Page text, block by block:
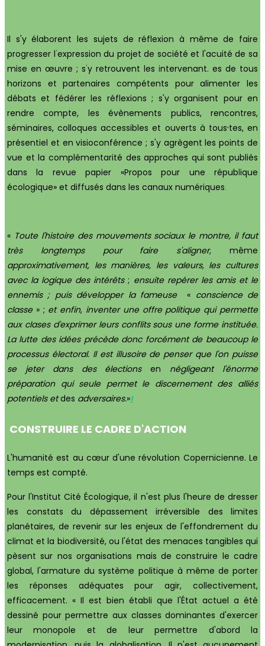
Il s'y élaborent les sujets de réflexion à même de faire
progresser l'expression du projet de société et l'acuité de sa
mise en œuvre ; s'y retrouvent les intervenant. es de tous
horizons et partenaires compétents pour alimenter les
débats et fédérer les réflexions ; s'y organisent pour en
rendre compte, les évènements publics, rencontres,
séminaires, colloques accessibles et ouverts à tous·tes, en
présentiel et en visioconférence ; s'y agrègent les points de
vue et la complémentarité des approches qui sont publiés
dans la revue papier «Propos pour une république
écologique» et diffusés dans les canaux numériques.
« Toute l'histoire des mouvementssociaux le montre, il faut
très longtemps pour faire s'aligner, même
approximativement, les manières, les valeurs, les cultures
avec la logique des intérêts; ensuite repérer les amis et le
ennemis ; puis développer la fameuse« conscience de
classe » ; et enfin, inventer une offre politique qui permette
aux clases d'exprimer leurs conflits sous une forme instituée.
La lutte des idées précède donc forcément de beaucoup le
processus électoral. Il est illusoire de penser que l'on puisse
se
jeter dans des élections en négligeant
l'énorme
préparation qui seule permet le discernement des alliés
potentiels etdes adversaires.»1
CONSTRUIRE LE CADRE D'ACTION
L'humanité est au cœur d'une révolution Copernicienne. Le
temps est compté.
Pour l'Institut Cité Écologique, il n'est plus l'heure de dresser
les constats du dépassement irréversible des limites
planétaires, de revenir sur les enjeux de l'effondrement du
climat et la biodiversité, ou l'état des menaces tangibles qui
pèsent sur nos organisations mais de construire le cadre
global, l'armature du système politique à même de porter
les réponses adéquates pour agir, collectivement,
efficacement. « Il est bien établi que l'État actuel a été
dessiné pour permettre aux classes dominantes d'exercer
leur monopole et de leur permettre d'abord la